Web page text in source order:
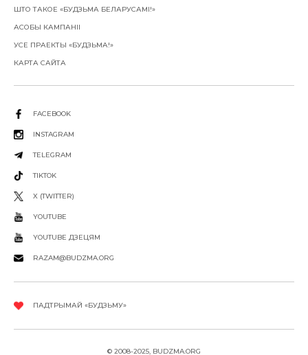
ШТО ТАКОЕ «БУДЗЬМА БЕЛАРУСАМІ!»
АСОБЫ КАМПАНІІ
УСЕ ПРАЕКТЫ «БУДЗЬМА!»
КАРТА САЙТА
FACEBOOK
INSTAGRAM
TELEGRAM
TIKTOK
X (TWITTER)
YOUTUBE
YOUTUBE ДЗЕЦЯМ
RAZAM@BUDZMA.ORG
ПАДТРЫМАЙ «БУДЗЬМУ»
© 2008-2025, BUDZMA.ORG